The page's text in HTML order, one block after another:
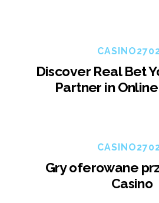
Discover Real Bet
Partner in
Gry oferowane
Casino